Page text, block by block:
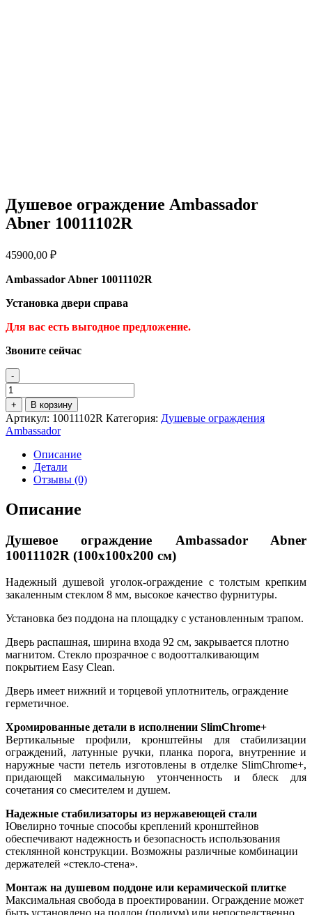
Душевое ограждение Ambassador
Abner 10011102R
45900,00 ₽
Ambassador Abner 10011102R
Установка двери справа
Для вас есть выгодное предложение.
Звоните сейчас
-
Количество
товара
Душевое
ограждение
Ambassador
Abner
10011102R
+ В корзину
Артикул: 10011102R Категория: Душевые ограждения
Ambassador
Описание
Детали
Отзывы (0)
Описание
Душевое ограждение Ambassador Abner
10011102R (100x100x200 см)
Надежный душевой уголок-ограждение с толстым крепким
закаленным стеклом 8 мм, высокое качество фурнитуры.
Установка без поддона на площадку с установленным трапом.
Дверь распашная, ширина входа 92 см, закрывается плотно
магнитом. Стекло прозрачное с водоотталкивающим
покрытием Easy Clean.
Дверь имеет нижний и торцевой уплотнитель, ограждение
герметичное.
Хромированные детали в исполнении SlimChrome+
Вертикальные профили, кронштейны для стабилизации
ограждений, латунные ручки, планка порога, внутренние и
наружные части петель изготовлены в отделке SlimChrome+,
придающей максимальную утонченность и блеск для
сочетания со смесителем и душем.
Надежные стабилизаторы из нержавеющей стали
Ювелирно точные способы креплений кронштейнов
обеспечивают надежность и безопасность использования
стеклянной конструкции. Возможны различные комбинации
держателей «стекло-стена».
Монтаж на душевом поддоне или керамической плитке
Максимальная свобода в проектировании. Ограждение может